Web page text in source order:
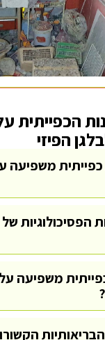
הכפייתית
הפיזי
כפייתית משפיעה
הפסיכולוגיות
משפיעה